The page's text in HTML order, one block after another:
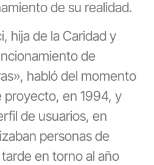
de su realidad.
hija de la Caridad y
de
habló del momento
proyecto, en 1994, y
de usuarios, en
personas de
en torno al año